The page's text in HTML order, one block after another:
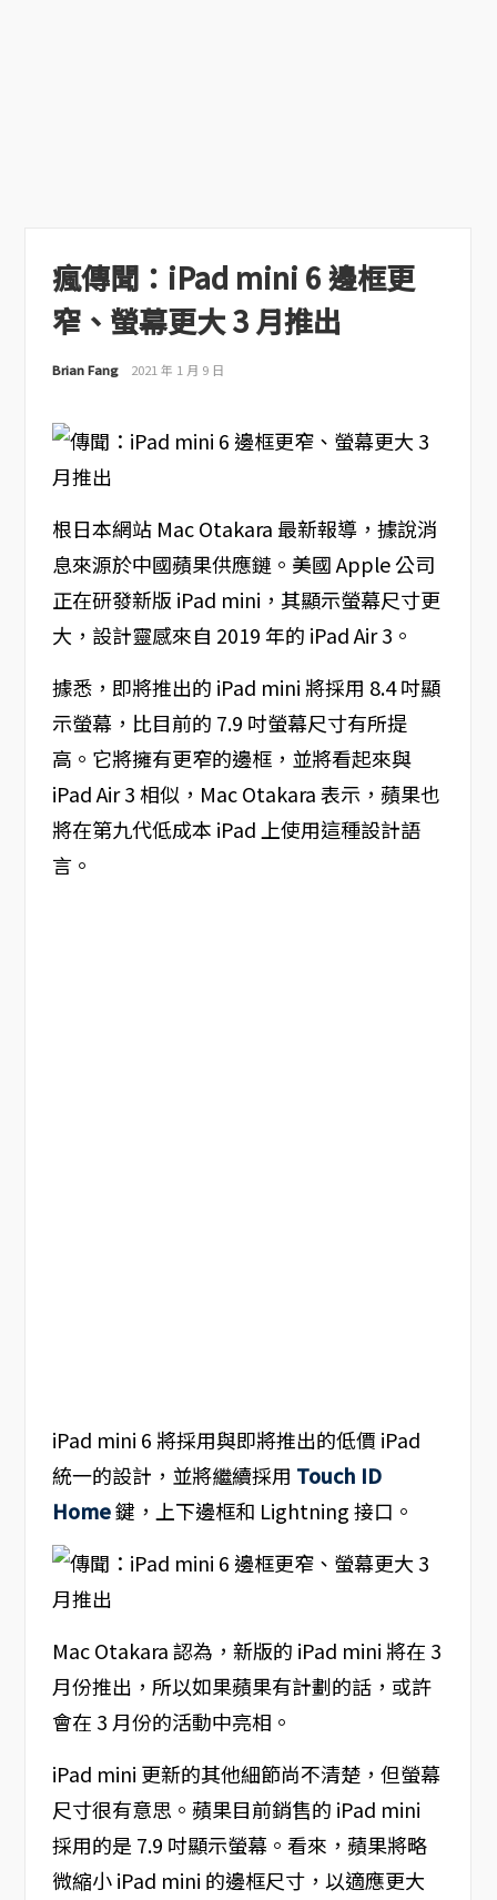
瘋傳聞：iPad mini 6 邊框更
窄、螢幕更大 3 月推出
Brian Fang 2021 年 1 月 9 日
根日本網站 Mac Otakara 最新報導，據說消
息來源於中國蘋果供應鏈。美國 Apple 公司
正在研發新版 iPad mini，其顯示螢幕尺寸更
大，設計靈感來自 2019 年的 iPad Air 3。
據悉，即將推出的 iPad mini 將採用 8.4 吋顯
示螢幕，比目前的 7.9 吋螢幕尺寸有所提
高。它將擁有更窄的邊框，並將看起來與
iPad Air 3 相似，Mac Otakara 表示，蘋果也
將在第九代低成本 iPad 上使用這種設計語
言。
iPad mini 6 將採用與即將推出的低價 iPad
統一的設計，並將繼續採用 Touch ID
Home鍵，上下邊框和 Lightning 接口。
Mac Otakara 認為，新版的 iPad mini 將在 3
月份推出，所以如果蘋果有計劃的話，或許
會在 3 月份的活動中亮相。
iPad mini 更新的其他細節尚不清楚，但螢幕
尺寸很有意思。蘋果目前銷售的 iPad mini
採用的是 7.9 吋顯示螢幕。看來，蘋果將略
微縮小 iPad mini 的邊框尺寸，以適應更大